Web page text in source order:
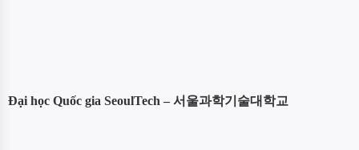
Đại học Quốc gia SeoulTech – 서울과학기술대학교